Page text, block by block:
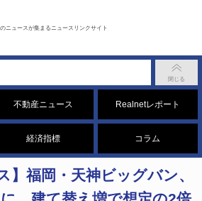
ニュースが集まるニュースリンクサイト
不動産ニュース Realnetレポート
経済指標 コラム
】福岡・天神ビッグバン、